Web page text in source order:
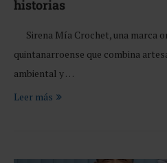
historias
Sirena Mía Crochet, una marca
quintanarroense que combina
ambiental y …
Leer más